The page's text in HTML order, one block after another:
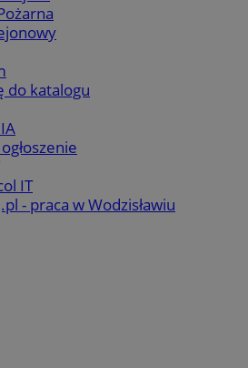
do katalogu
IT
- praca w Wodzisławiu